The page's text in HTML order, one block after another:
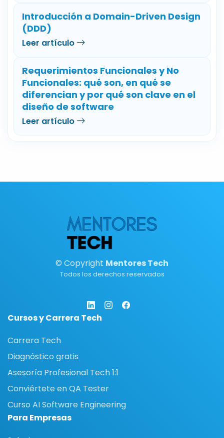
Introducción a Domain-Driven Design
(DDD)
Leer artículo
Requerimientos Funcionales y No
Funcionales: qué son, en qué se
diferencian y por qué son clave en el
diseño de software
Leer artículo
© Copyright Mentores Tech
Todos los derechos reservados
Cursos y Carrera Tech
Carrera Tech
Diagnóstico gratis
Asesoría Profesional Tech 1:1
Conviértete en QA Tester
Curso AI Software Engineering
Para Empresas